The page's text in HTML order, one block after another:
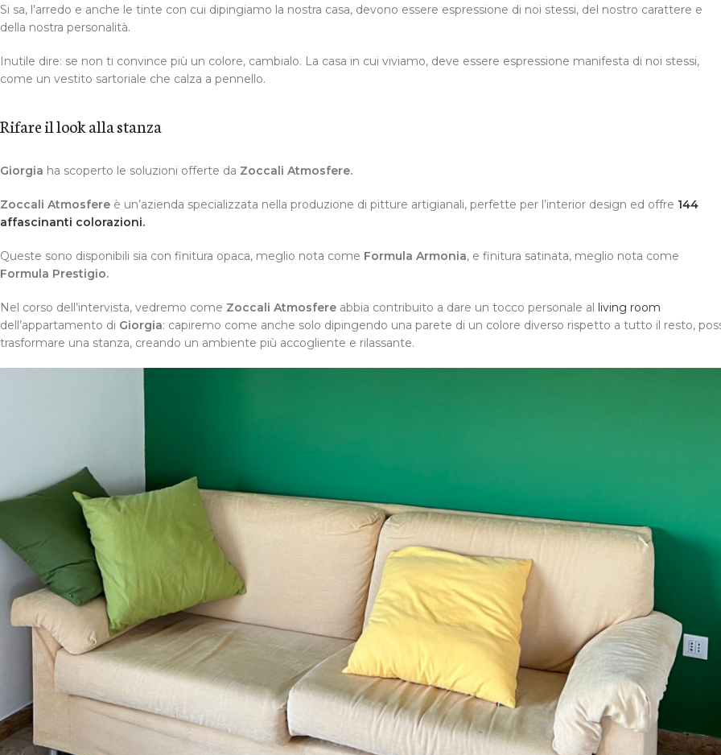
Si sa, l’arredo e anche le tinte con cui dipingiamo la nostra casa, devono essere espressione di noi stessi, del nostro carattere e
della nostra personalità.
Inutile dire: se non ti convince più un colore, cambialo. La casa in cui viviamo, deve essere espressione manifesta di noi stessi,
come un vestito sartoriale che calza a pennello.
Rifare il look alla stanza
Giorgia ha scoperto le soluzioni offerte da Zoccali Atmosfere.
Zoccali Atmosfere è un’azienda specializzata nella produzione di pitture artigianali, perfette per l’interior design ed offre 144
affascinanti colorazioni.
Queste sono disponibili sia con finitura opaca, meglio nota come Formula Armonia, e finitura satinata, meglio nota come
Formula Prestigio.
Nel corso dell’intervista, vedremo come Zoccali Atmosfere abbia contribuito a dare un tocco personale al living room
dell’appartamento di Giorgia: capiremo come anche solo dipingendo una parete di un colore diverso rispetto a tutto il resto,
trasformare una stanza, creando un ambiente più accogliente e rilassante.